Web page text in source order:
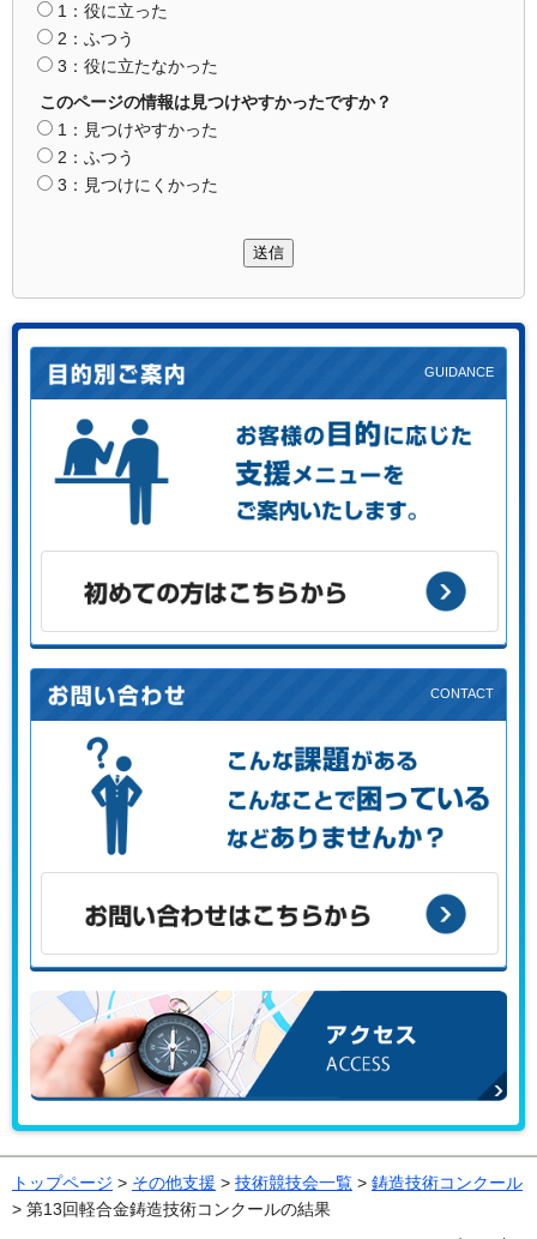
1：役に立った
2：ふつう
3：役に立たなかった
このページの情報は見つけやすかったですか？
1：見つけやすかった
2：ふつう
3：見つけにくかった
送信
お客様の目的に応じた支援メニューをご案内します。
初めての方はこちらから
こんな課題がある、こんなことで困っている、などありませ
お問い合わせはこちらから
トップページ > その他支援 > 技術競技会一覧 > 鋳造技術コンクール
> 第13回軽合金鋳造技術コンクールの結果